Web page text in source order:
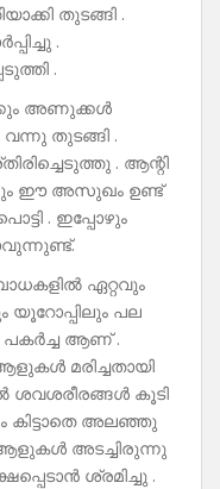
തുടങ്ങി .
.
.
അണുക്കൾ
തുടങ്ങി .
. ആന്റി
ഈ അസുഖം ഉണ്ട്
. ഇപ്പോഴും
ഏറ്റവും
യൂറോപ്പിലും പല
പകർച്ച ആണ് .
മരിച്ചതായി
ശവശരീരങ്ങൾ കൂടി
കിട്ടാതെ അലഞ്ഞു
ആളുകൾ അടച്ചിരുന്നു
ശ്രമിച്ചു .